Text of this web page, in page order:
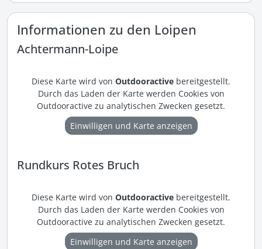
Informationen zu den Loipen
Achtermann-Loipe
Diese Karte wird von Outdooractive bereitgestellt.
Durch das Laden der Karte werden Cookies von
Outdooractive zu analytischen Zwecken gesetzt.
Einwilligen und Karte anzeigen
Rundkurs Rotes Bruch
Diese Karte wird von Outdooractive bereitgestellt.
Durch das Laden der Karte werden Cookies von
Outdooractive zu analytischen Zwecken gesetzt.
Einwilligen und Karte anzeigen